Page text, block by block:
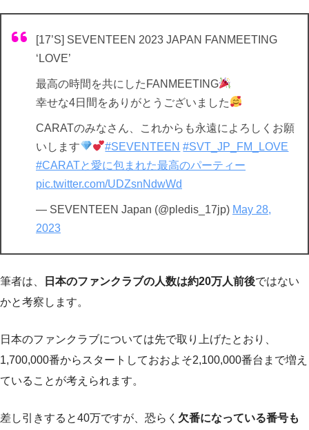
[17’S] SEVENTEEN 2023 JAPAN FANMEETING
‘LOVE’
最高の時間を共にしたFANMEETING
幸せな4日間をありがとうございました
CARATのみなさん、これからも永遠によろしくお願
いします
#SEVENTEEN #SVT_JP_FM_LOVE
#CARATと愛に包まれた最高のパーティー
pic.twitter.com/UDZsnNdwWd
— SEVENTEEN Japan (@pledis_17jp) May 28,
2023
筆者は、 日本のファンクラブの人数は約20万人前後ではない
かと考察します。
日本のファンクラブについては先で取り上げたとおり、
1,700,000番からスタートしておおよそ2,100,000番台まで増え
ていることが考えられます。
差し引きすると40万ですが、恐らく 欠番になっている番号も